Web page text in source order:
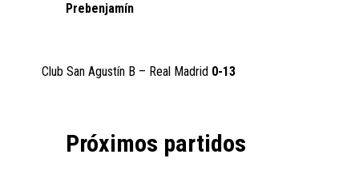
Prebenjamín
Club San Agustín B – Real Madrid 0-13
Próximos partidos